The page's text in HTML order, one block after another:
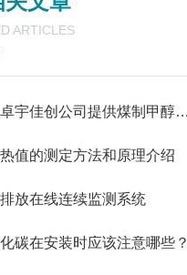
ARTICLES
佳创公司提供煤制甲醇过程气体分析仪的详细描述
值的测定方法和原理介绍
放在线连续监测系统
碳在安装时应该注意哪些？